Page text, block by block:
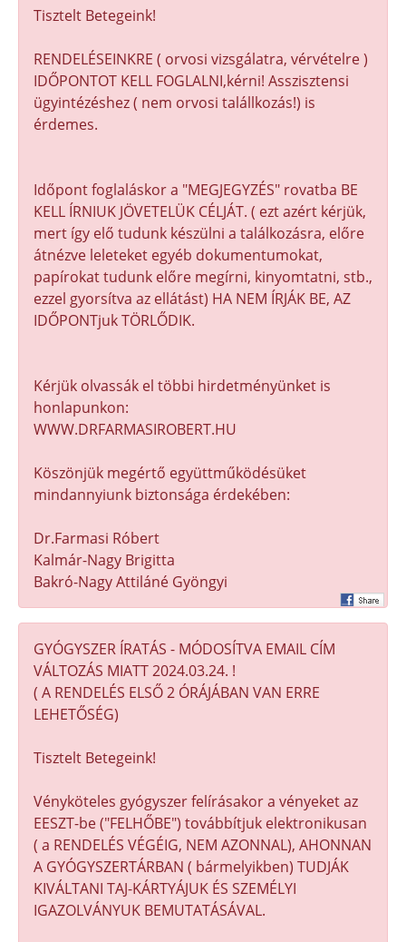
Tisztelt Betegeink!
RENDELÉSEINKRE ( orvosi vizsgálatra, vérvételre )
IDŐPONTOT KELL FOGLALNI,kérni! Asszisztensi
ügyintézéshez ( nem orvosi talállkozás!) is
érdemes.
Időpont foglaláskor a "MEGJEGYZÉS" rovatba BE
KELL ÍRNIUK JÖVETELÜK CÉLJÁT. ( ezt azért kérjük,
mert így elő tudunk készülni a találkozásra, előre
átnézve leleteket egyéb dokumentumokat,
papírokat tudunk előre megírni, kinyomtatni, stb.,
ezzel gyorsítva az ellátást) HA NEM ÍRJÁK BE, AZ
IDŐPONTjuk TÖRLŐDIK.
Kérjük olvassák el többi hirdetményünket is
honlapunkon:
WWW.DRFARMASIROBERT.HU
Köszönjük megértő együttműködésüket
mindannyiunk biztonsága érdekében:
Dr.Farmasi Róbert
Kalmár-Nagy Brigitta
Bakró-Nagy Attiláné Gyöngyi
GYÓGYSZER ÍRATÁS - MÓDOSÍTVA EMAIL CÍM
VÁLTOZÁS MIATT 2024.03.24. !
( A RENDELÉS ELSŐ 2 ÓRÁJÁBAN VAN ERRE
LEHETŐSÉG)
Tisztelt Betegeink!
Vényköteles gyógyszer felírásakor a vényeket az
EESZT-be ("FELHŐBE") továbbítjuk elektronikusan
( a RENDELÉS VÉGÉIG, NEM AZONNAL), AHONNAN
A GYÓGYSZERTÁRBAN ( bármelyikben) TUDJÁK
KIVÁLTANI TAJ-KÁRTYÁJUK ÉS SZEMÉLYI
IGAZOLVÁNYUK BEMUTATÁSÁVAL.